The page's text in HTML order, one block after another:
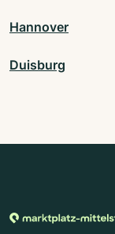
Hannover
Duisburg